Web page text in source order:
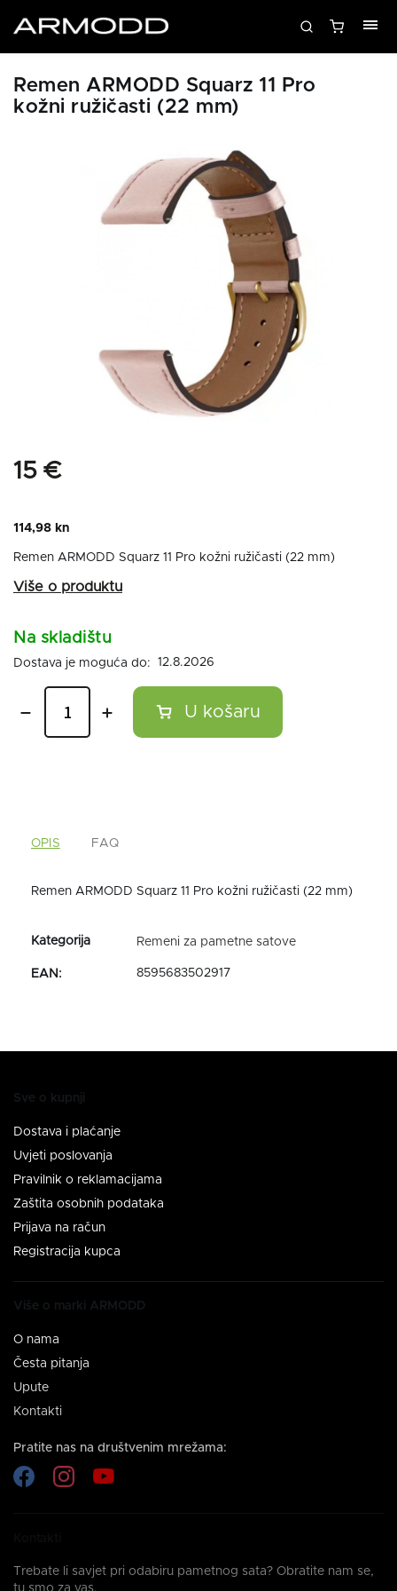
Remen ARMODD Squarz 11 Pro
kožni ružičasti (22 mm)
15 €
114,98 kn
Remen ARMODD Squarz 11 Pro kožni ružičasti (22 mm)
Na skladištu
12.8.2026
OPIS FAQ
Remen ARMODD Squarz 11 Pro kožni ružičasti (22 mm)
Remeni za pametne satove
EAN : 8595683502917
Sve o kupnji
Dostava i plaćanje
Uvjeti poslovanja
Pravilnik o reklamacijama
Zaštita osobnih podataka
Prijava na račun
Registracija kupca
Više o marki ARMODD
O nama
Česta pitanja
Upute
Kontakti
Pratite nas na društvenim mrežama:
Trebate li savjet pri odabiru pametnog sata? Obratite nam se,
tu smo za vas.